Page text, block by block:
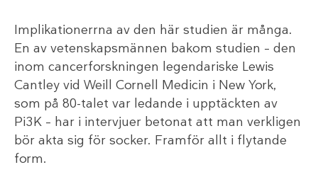
Implikationerrna av den här studien är många.
En av vetenskapsmännen bakom studien – den
inom cancerforskningen legendariske Lewis
Cantley vid Weill Cornell Medicin i New York,
som på 80-talet var ledande i upptäckten av
Pi3K – har i intervjuer betonat att man verkligen
bör akta sig för socker. Framför allt i flytande
form.